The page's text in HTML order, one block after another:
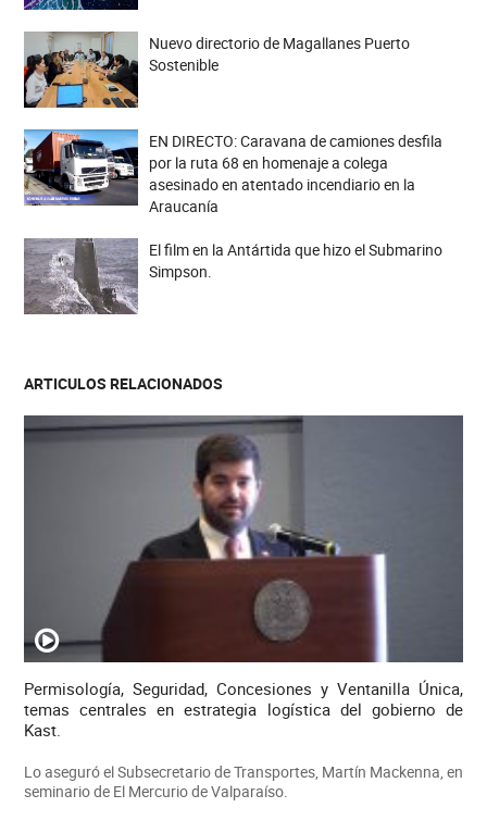
Nuevo directorio de Magallanes Puerto
Sostenible
EN DIRECTO: Caravana de camiones desfila
por la ruta 68 en homenaje a colega
asesinado en atentado incendiario en la
Araucanía
El film en la Antártida que hizo el Submarino
Simpson.
ARTICULOS RELACIONADOS
Permisología, Seguridad, Concesiones y Ventanilla Única,
temas centrales en estrategia logística del gobierno de
Kast.
Lo aseguró el Subsecretario de Transportes, Martín Mackenna, en
seminario de El Mercurio de Valparaíso.